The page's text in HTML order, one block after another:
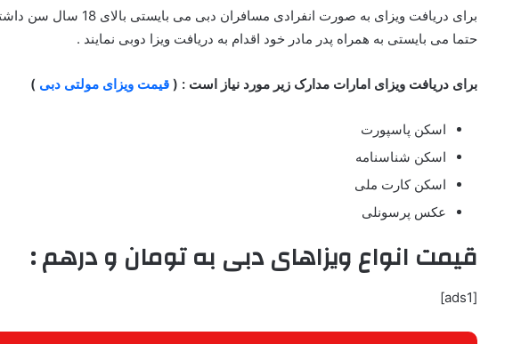
حتما می بایستی به همراه پدر مادر خود اقدام به دریافت ویزا دوبی نمایند .
برای دریافت ویزای امارات مدارک زیر مورد نیاز است : ( قیمت ویزای مولتی دبی )
اسکن پاسپورت
اسکن شناسنامه
اسکن کارت ملی
عکس پرسونلی
قیمت انواع ویزاهای دبی به تومان و درهم :
[ads1]